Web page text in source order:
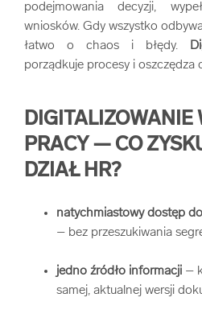
podejmowania decyzji,
wniosków. Gdy wszystko
łatwo o chaos i błędy.
porządkuje procesy i oszczędza
DIGITALIZOWANIE
PRACY — CO
DZIAŁ HR?
natychmiastowy dostęp
– bez przeszukiwania
jedno źródło informacji –
samej, aktualnej wersji